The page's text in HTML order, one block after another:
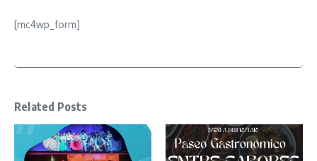
[mc4wp_form]
Related Posts